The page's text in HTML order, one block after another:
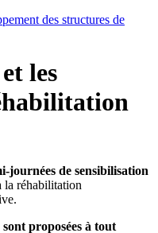
des structures de
les
journées de sensibilisation
la réhabilitation
proposées à tout